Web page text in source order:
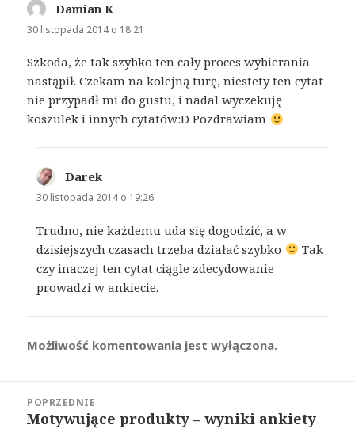
Damian Kpisze:
30 listopada 2014 o 18:21
Szkoda, że tak szybko ten cały proces wybierania
nastąpił. Czekam na kolejną turę, niestety ten cytat
nie przypadł mi do gustu, i nadal wyczekuję
koszulek i innych cytatów:D Pozdrawiam
Darekpisze:
30 listopada 2014 o 19:26
Trudno, nie każdemu uda się dogodzić, a w
dzisiejszych czasach trzeba działać szybko
Tak
czy inaczej ten cytat ciągle zdecydowanie
prowadzi w ankiecie.
Możliwość komentowania jest wyłączona.
wpisu
POPRZEDNIE
Poprzedni
Motywujące produkty – wyniki ankiety